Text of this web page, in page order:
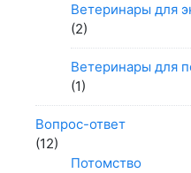
Ветеринары для
(2)
Ветеринары для
(1)
Вопрос-ответ
(12)
Потомство